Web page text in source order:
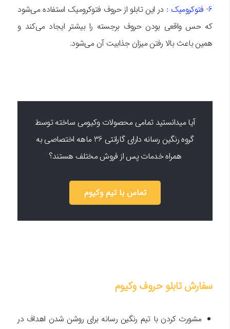
6- فتوکرومیک :
در این تابلو از حروف فتوکرومیک استفاده می‌شود
که حس واقعی بودن حروف برجسته را بیشتر ایجاد می‌کند و
همین باعث بالا رفتن میزان جذابیت آن می‌شود.
آیا میدانستید تمامی محصولات وکیومی ساخته توسط
گروه رنگین رسانه دارای گارانتی 36 ماهه اختصاصی به
همراه خدمات پس از فروش مختلف هستند؟
تماس با تیم وکیوم
سفارش تابلو حروف وکیوم
مشورت کردن با تیم رنگین رسانه برای روشن شدن اهداف در